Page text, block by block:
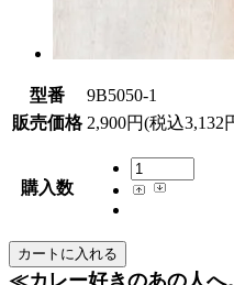
型番
9B5050-1
販売価格 2,900円(税込3,132
購入数
≪カレー好きのあの人へ